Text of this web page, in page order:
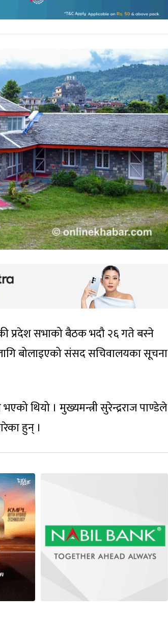
प्रदेश सभाको बैठक भदौ २६ गते बस्ने
बोलाइएको संसद सचिवालयका सूचना
थियो । मुख्यमन्त्री सुरेन्द्रराज पाण्डेले
हुन् ।